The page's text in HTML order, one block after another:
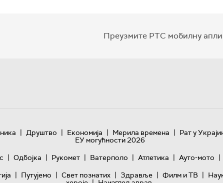
Преузмите РТС мобилну
| Друштво | Економија | Мерила времена | Рат у
ЕУ могућности 2026
| Одбојка | Рукомет | Ватерполо | Атлетика | Ауто-мото |
| Путујемо | Свет познатих | Здравље | Филм и ТВ |